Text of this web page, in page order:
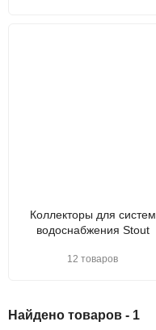
Коллекторы для систем
водоснабжения Stout
12 товаров
Найдено товаров - 1